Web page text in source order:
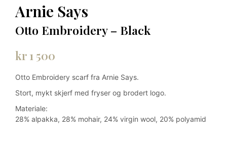
Arnie Says
Otto Embroidery – Black
kr 1 500
Otto Embroidery scarf fra Arnie Says.
Stort, mykt skjerf med fryser og brodert logo.
Materiale:
28% alpakka, 28% mohair, 24% virgin wool, 20% polyamid